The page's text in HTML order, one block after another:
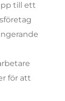
till ett
för att